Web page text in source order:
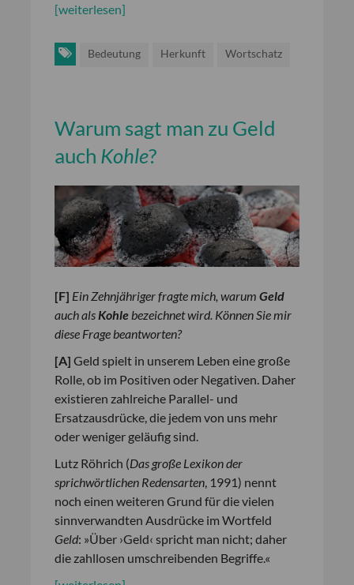
[weiterlesen]
Bedeutung Herkunft Wortschatz
Warum sagt man zu Geld
auch Kohle?
[F] Ein Zehnjähriger fragte mich, warum Geld
auch alsKohlebezeichnet wird. Können Sie mir
diese Frage beantworten?
[A] Geld spielt in unserem Leben eine große
Rolle, ob im Positiven oder Negativen. Daher
existieren zahlreiche Parallel- und
Ersatzausdrücke, die jedem von uns mehr
oder weniger geläufig sind.
Lutz Röhrich (Das große Lexikon der
sprichwörtlichen Redensarten, 1991) nennt
noch einen weiteren Grund für die vielen
sinnverwandten Ausdrücke im Wortfeld
Geld: »Über ›Geld‹ spricht man nicht; daher
die zahllosen umschreibenden Begriffe.«